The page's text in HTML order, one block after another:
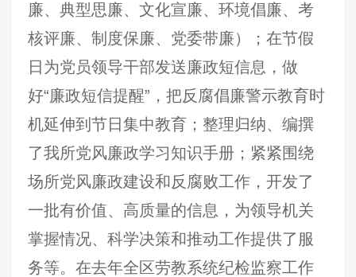
廉、典型思廉、文化宣廉、环境倡廉、考
核评廉、制度保廉、党委带廉）；在节假
日为党员领导干部发送廉政短信息，做
好“廉政短信提醒”，把反腐倡廉警示教育时
机延伸到节日集中教育；整理归纳、编撰
了我所党风廉政学习知识手册；紧紧围绕
场所党风廉政建设和反腐败工作，开发了
一批有价值、高质量的信息，为领导机关
掌握情况、科学决策和推动工作提供了服
务等。在去年全区劳教系统纪检监察工作